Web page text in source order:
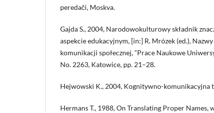
peredači, Moskva.
Gajda S., 2004, Narodowokulturowy składnik
aspekcie edukacyjnym, [in:] R. Mrózek (ed.),
komunikacji społecznej, “Prace Naukowe
No. 2263, Katowice, pp. 21–28.
Hejwowski K., 2004, Kognitywno-komunikacyjna
Hermans T., 1988, On Translating Proper Names,